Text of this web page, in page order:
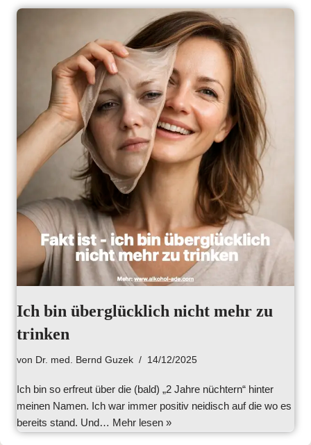
Ich bin überglücklich nicht mehr zu
trinken
von Dr. med. Bernd Guzek 14/12/2025
Ich bin so erfreut über die (bald) „2 Jahre nüchtern“ hinter
meinen Namen. Ich war immer positiv neidisch auf die wo es
bereits stand. Und… Mehr lesen »